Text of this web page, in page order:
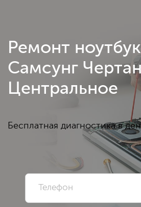
Ремонт
Самсунг
Центральное
Бесплатная диагностика в